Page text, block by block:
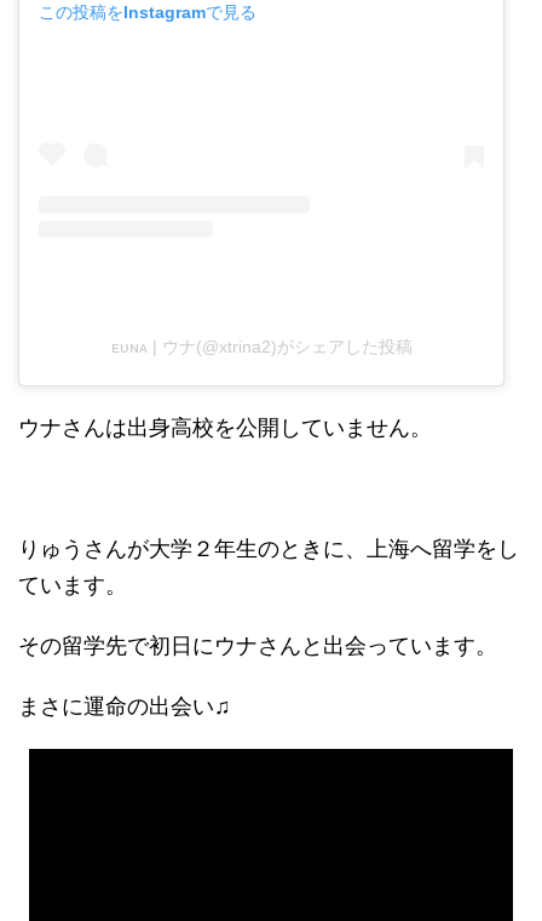
この投稿をInstagramで見る
ᴇᴜɴᴀ | ウナ(@xtrina2)がシェアした投稿
ウナさんは出身高校を公開していません。
りゅうさんが大学２年生のときに、上海へ留学をし
ています。
その留学先で初日にウナさんと出会っています。
まさに運命の出会い♫